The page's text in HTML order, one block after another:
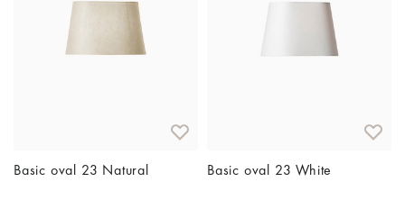
Basic oval 23 Natural Basic oval 23 White